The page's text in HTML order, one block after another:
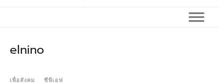
elnino
เพื่อสังคม ซีพีเอฟ